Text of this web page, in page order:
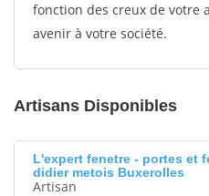
fonction des creux de votre
avenir à votre société.
Artisans Disponibles
L'expert fenetre - portes et
didier metois Buxerolles
Artisan